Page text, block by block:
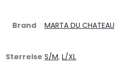
Brand MARTA DU CHATEAU
Størrelse S/M, L/XL